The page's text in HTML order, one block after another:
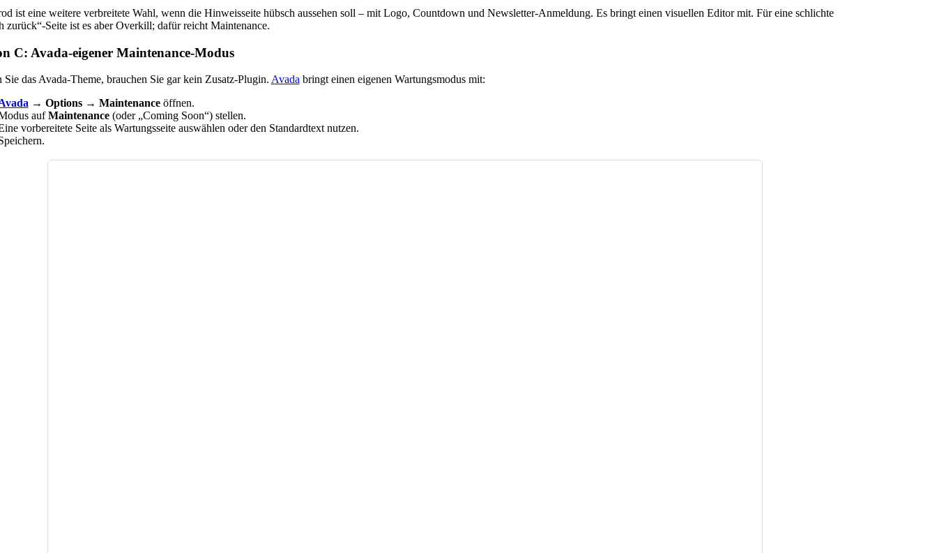
ist eine weitere verbreitete Wahl, wenn die Hinweisseite hübsch aussehen soll – mit Logo, Countdown und Newsletter-Anmeldung. Es bringt einen visuellen Editor mit. Für eine schlichte
zurück“-Seite ist es aber Overkill; dafür reicht Maintenance.
C: Avada-eigener Maintenance-Modus
Sie das Avada-Theme, brauchen Sie gar kein Zusatz-Plugin. Avada bringt einen eigenen Wartungsmodus mit:
→ Options → Maintenanceöffnen.
aufMaintenance(oder „Coming Soon“) stellen.
vorbereitete Seite als Wartungsseite auswählen oder den Standardtext nutzen.